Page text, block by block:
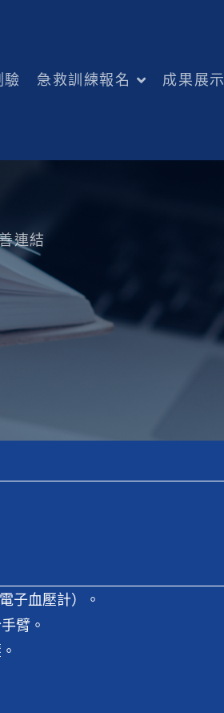
驗 急救訓練報名 成果展示
連結
子血壓計）。
臂。